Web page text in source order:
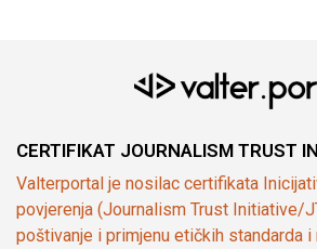
CERTIFIKAT JOURNALISM TRUST
Valterportal je nosilac certifikata
povjerenja (Journalism Trust Initiative/
poštivanje i primjenu etičkih standarda i